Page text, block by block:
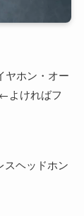
ヤホン・オー
ければフ
スヘッドホン